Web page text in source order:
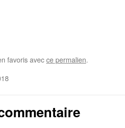
favoris avecce permalien.